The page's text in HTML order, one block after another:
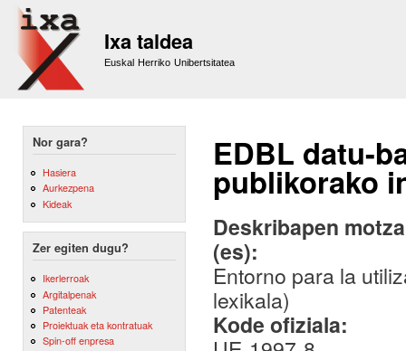
Ixa taldea
Euskal Herriko Unibertsitatea
Nor gara?
Hasiera
Aurkezpena
Kideak
Zer egiten dugu?
Ikerlerroak
Argitalpenak
Patenteak
Proiektuak eta kontratuak
Spin-off enpresa
EDBL datu-
publikorako
Deskribapen
(es):
Entorno para la
lexikala)
Kode ofiziala: